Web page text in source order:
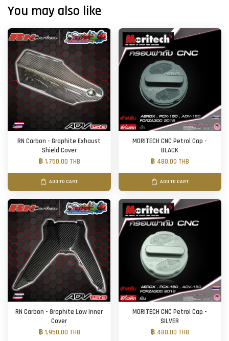
You may also like
RN Carbon - Graphite Exhaust
Shield Cover
฿ 1,750.00 THB
ADD TO CART
MORITECH CNC Petrol Cap -
BLACK
฿ 480.00 THB
ADD TO CART
RN Carbon - Graphite Low Inner
Cover
฿ 1,950.00 THB
MORITECH CNC Petrol Cap -
SILVER
฿ 480.00 THB